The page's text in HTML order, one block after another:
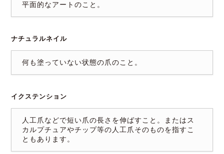
平面的なアートのこと。
ナチュラルネイル
何も塗っていない状態の爪のこと。
イクステンション
人工爪などで短い爪の長さを伸ばすこと。またはス
カルプチュアやチップ等の人工爪そのものを指すこ
ともあります。